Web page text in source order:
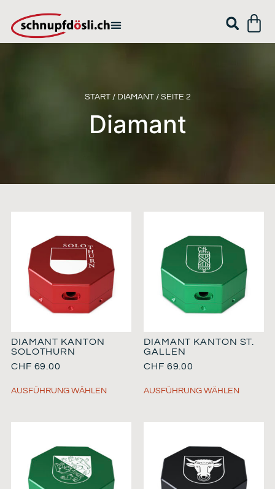
START/ DIAMANT/ SEITE 2
Diamant
DIAMANT KANTON
SOLOTHURN
CHF 69.00
AUSFÜHRUNG WÄHLEN
DIAMANT KANTON ST.
GALLEN
CHF 69.00
AUSFÜHRUNG WÄHLEN